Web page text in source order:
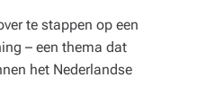
te stappen op een
– een thema dat
het Nederlandse